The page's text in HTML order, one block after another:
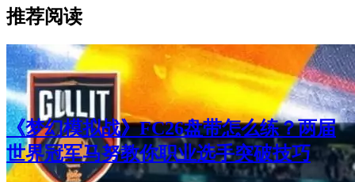
推荐阅读
《梦幻模拟战》FC26盘带怎么练？两届
世界冠军马努教你职业选手突破技巧